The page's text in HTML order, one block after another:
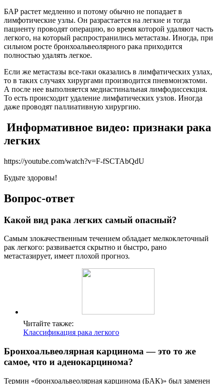
БАР растет медленно и потому обычно не попадает в
лимфотические узлы. Он разрастается на легкие и тогда
пациенту проводят операцию, во время которой удаляют часть
легкого, на который распространились метастазы. Иногда, при
сильном росте бронхоальвеолярного рака приходится
полностью удалять легкое.
Если же метастазы все-таки оказались в лимфатических узлах,
то в таких случаях хирургами производится пневмонэктоми.
А после нее выполняется медиастинальная лимфодиссекция.
То есть происходит удаление лимфатических узлов. Иногда
даже проводят паллиативную хирургию.
Информативное видео: признаки рака
легких
https://youtube.com/watch?v=F-fSCTAbQdU
Будьте здоровы!
Вопрос-ответ
Какой вид рака легких самый опасный?
Самым злокачественным течением обладает мелкоклеточный
рак легкого: развивается скрытно и быстро, рано
метастазирует, имеет плохой прогноз.
Читайте также:
Классификация рака легкого
Бронхоальвеолярная карцинома — это то же
самое, что и аденокарцинома?
Термин «бронхоальвеолярная карцинома (БАК)» был заменен